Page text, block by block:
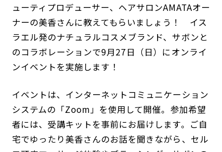
ューティプロデューサー、ヘアサロンAMATAオー
ナーの美香さんに教えてもらいましょう！ イス
ラエル発のナチュラルコスメブランド、サボンと
のコラボレーションで9月27日（日）にオンライ
ンイベントを実施します！
イベントは、インターネットコミュニケーション
システムの「Zoom」を使用して開催。参加希望
者には、受講キットを事前にお届けします。ご自
宅でゆったり美香さんのお話を聞きながら、セル